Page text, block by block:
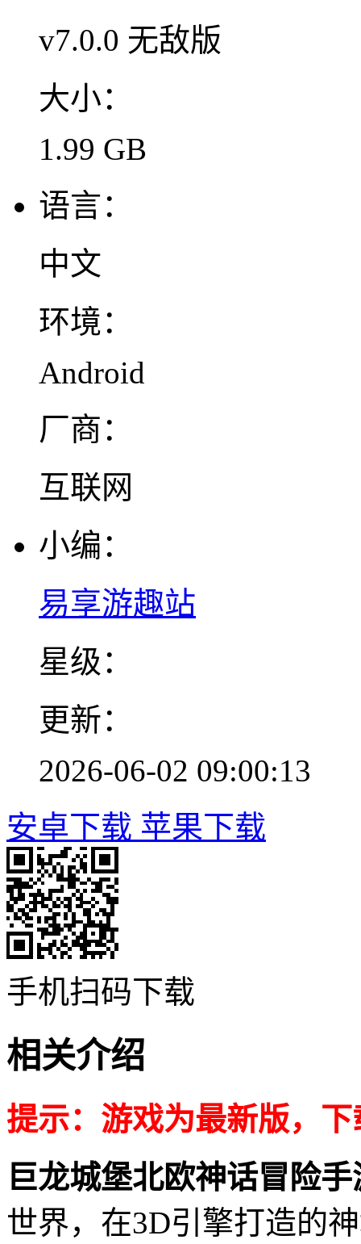
v7.0.0 无敌版
大小：
1.99 GB
语言：
中文
环境：
Android
厂商：
互联网
小编：
易享游趣站
星级：
更新：
2026-06-02 09:00:13
安卓下载 苹果下载
手机扫码下载
相关介绍
提示：游戏为最新版， 下
巨龙城堡北欧神话冒险手
世界，在3D引擎打造的